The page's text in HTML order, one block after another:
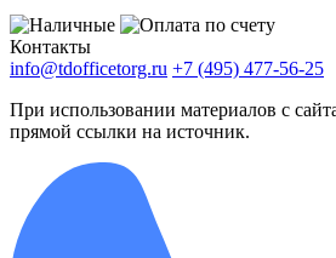
Контакты
info@tdofficetorg.ru +7 (495) 477-56-25
При использовании материалов с
прямой ссылки на источник.